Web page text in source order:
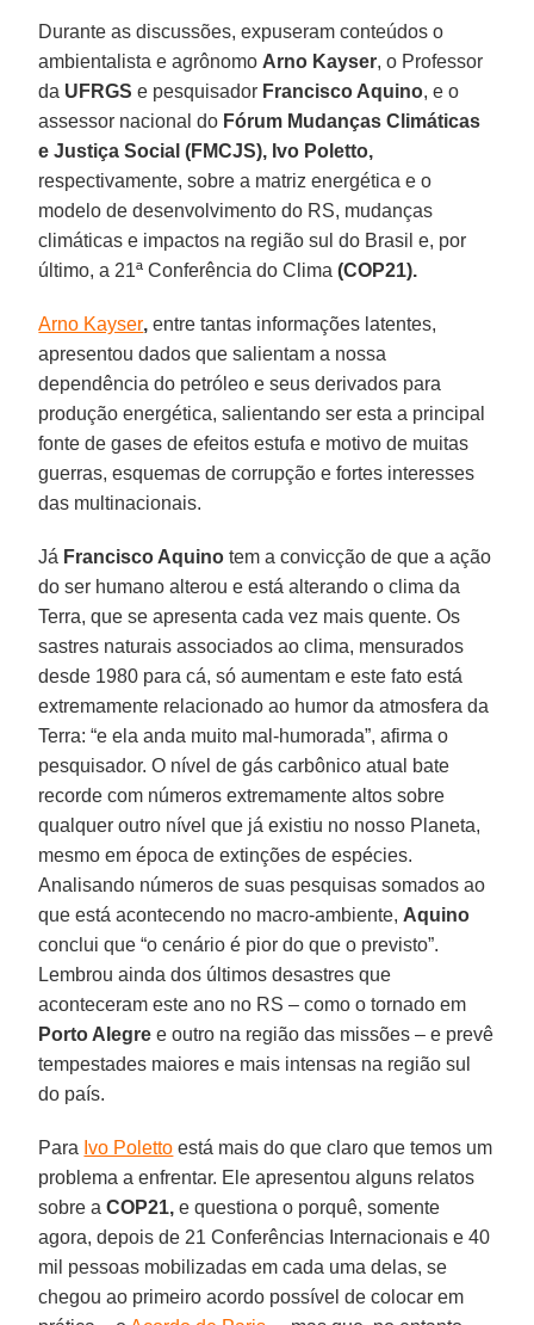
Durante as discussões, expuseram conteúdos o
ambientalista e agrônomo Arno Kayser, o Professor
da UFRGS e pesquisador Francisco Aquino, e o
assessor nacional do Fórum Mudanças Climáticas
e Justiça Social (FMCJS), Ivo Poletto,
respectivamente, sobre a matriz energética e o
modelo de desenvolvimento do RS, mudanças
climáticas e impactos na região sul do Brasil e, por
último, a 21ª Conferência do Clima(COP21).
Arno Kayser, entre tantas informações latentes,
apresentou dados que salientam a nossa
dependência do petróleo e seus derivados para
produção energética, salientando ser esta a principal
fonte de gases de efeitos estufa e motivo de muitas
guerras, esquemas de corrupção e fortes interesses
das multinacionais.
Já Francisco Aquino tem a convicção de que a ação
do ser humano alterou e está alterando o clima da
Terra, que se apresenta cada vez mais quente. Os
sastres naturais associados ao clima, mensurados
desde 1980 para cá, só aumentam e este fato está
extremamente relacionado ao humor da atmosfera da
Terra: “e ela anda muito mal-humorada”, afirma o
pesquisador. O nível de gás carbônico atual bate
recorde com números extremamente altos sobre
qualquer outro nível que já existiu no nosso Planeta,
mesmo em época de extinções de espécies.
Analisando números de suas pesquisas somados ao
que está acontecendo no macro-ambiente, Aquino
conclui que “o cenário é pior do que o previsto”.
Lembrou ainda dos últimos desastres que
aconteceram este ano no RS – como o tornado em
Porto Alegre e outro na região das missões – e prevê
tempestades maiores e mais intensas na região sul
do país.
Para Ivo Poletto está mais do que claro que temos um
problema a enfrentar. Ele apresentou alguns relatos
sobre aCOP21, e questiona o porquê, somente
agora, depois de 21 Conferências Internacionais e 40
mil pessoas mobilizadas em cada uma delas, se
chegou ao primeiro acordo possível de colocar em